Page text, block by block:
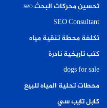
تحسين محركات البحث seo
SEO Consultant
تكلفة محطة تنقية مياه
كتب تاريخية نادرة
dogs for sale
محطات تحلية المياه للبيع
كابل تايب سي